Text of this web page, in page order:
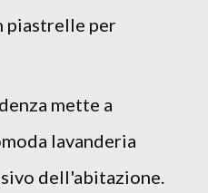
piastrelle per
mette a
lavanderia
dell'abitazione.